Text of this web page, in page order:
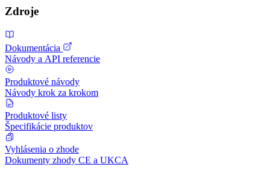
Zdroje
Dokumentácia
Návody a API referencie
Produktové návody
Návody krok za krokom
Produktové listy
Špecifikácie produktov
Vyhlásenia o zhode
Dokumenty zhody CE a UKCA